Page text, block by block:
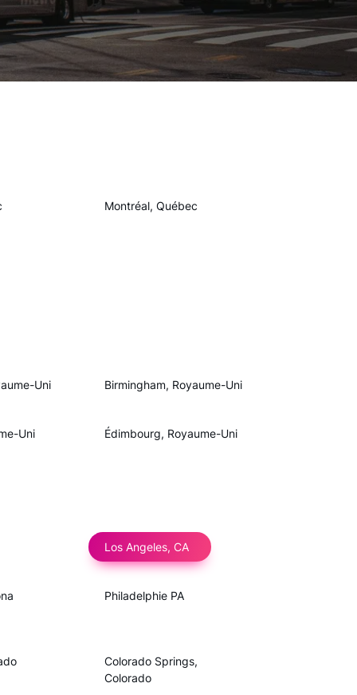
Montréal, Québec
Uni Birmingham, Royaume-Uni
Uni Édimbourg, Royaume-Uni
Los Angeles, CA
Philadelphie PA
Colorado Springs,
Colorado